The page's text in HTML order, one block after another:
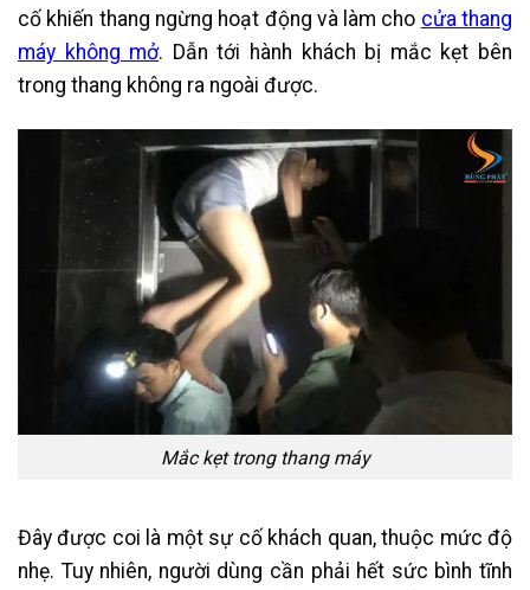
cố khiến thang ngừng hoạt động và làm cho cửa thang
máy không mở. Dẫn tới hành khách bị mắc kẹt bên
trong thang không ra ngoài được.
Mắc kẹt trong thang máy
Đây được coi là một sự cố khách quan, thuộc mức độ
nhẹ. Tuy nhiên, người dùng cần phải hết sức bình tĩnh